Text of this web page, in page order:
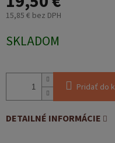
15,85 € bez DPH
cena:
SKLADOM
Pridať do
DETAILNÉ INFORMÁCIE